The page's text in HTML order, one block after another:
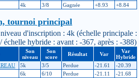
4k 3/8 Gagnée +8.93 +8.84
tournoi principal
d'inscription : 4k (échelle principale :
échelle hybride : avant : -367, après : -388)
Son
niveau
Son
score
Résultat Var
Var
Hybride
5k 3/5 Perdue -21.61
-20.39
6k 6/10 Perdue -21.11
-21.68